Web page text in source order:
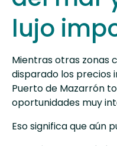
lujo
Mientras otras zonas
disparado los precios
Puerto de Mazarrón
oportunidades muy
Eso significa que aún